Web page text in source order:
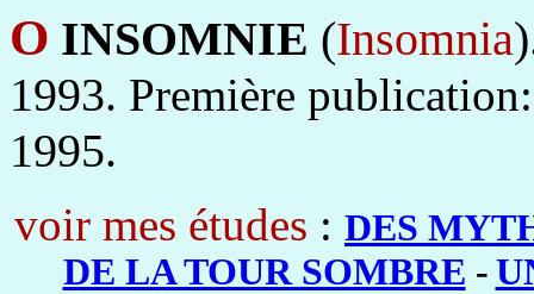
O INSOMNIE (Insomnia
1993. Première
1995.
voir mes études : DES
DE LA TOUR SOMBRE -